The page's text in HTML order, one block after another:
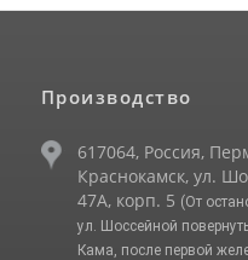
Производство
617064, Россия,
Краснокамск, ул.
47А, корп. 5 (От
ул. Шоссейной
Кама, после первой